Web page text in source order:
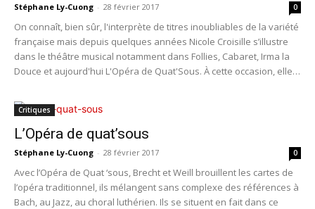
Stéphane Ly-Cuong - 28 février 2017 0
On connaît, bien sûr, l'interprète de titres inoubliables de la variété
française mais depuis quelques années Nicole Croisille s’illustre
dans le théâtre musical notamment dans Follies, Cabaret, Irma la
Douce et aujourd'hui L'Opéra de Quat'Sous. À cette occasion, elle
rôles récents.
Critiques
L’Opéra de quat’sous
Stéphane Ly-Cuong - 28 février 2017 0
Avec l’Opéra de Quat ‘sous, Brecht et Weill brouillent les cartes de
l’opéra traditionnel, ils mélangent sans complexe des références à
Bach, au Jazz, au choral luthérien. Ils se situent en fait dans ce